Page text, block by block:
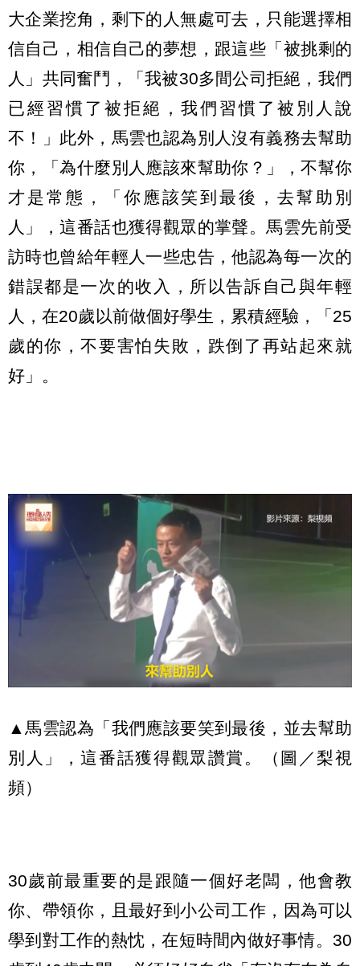
大企業挖角，剩下的人無處可去，只能選擇相
信自己，相信自己的夢想，跟這些「被挑剩的
人」共同奮鬥，「我被30多間公司拒絕，我們
已經習慣了被拒絕，我們習慣了被別人說
不！」此外，馬雲也認為別人沒有義務去幫助
你，「為什麼別人應該來幫助你？」，不幫你
才是常態，「你應該笑到最後，去幫助別
人」，這番話也獲得觀眾的掌聲。馬雲先前受
訪時也曾給年輕人一些忠告，他認為每一次的
錯誤都是一次的收入，所以告訴自己與年輕
人，在20歲以前做個好學生，累積經驗，「25
歲的你，不要害怕失敗，跌倒了再站起來就
好」。
▲馬雲認為「我們應該要笑到最後，並去幫助
別人」，這番話獲得觀眾讚賞。（圖／梨視
頻）
30歲前最重要的是跟隨一個好老闆，他會教
你、帶領你，且最好到小公司工作，因為可以
學到對工作的熱忱，在短時間內做好事情。30